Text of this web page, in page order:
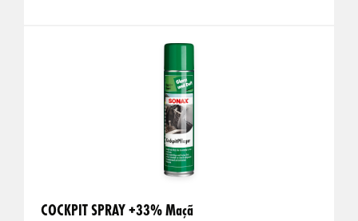
COCKPIT SPRAY +33% Maçã